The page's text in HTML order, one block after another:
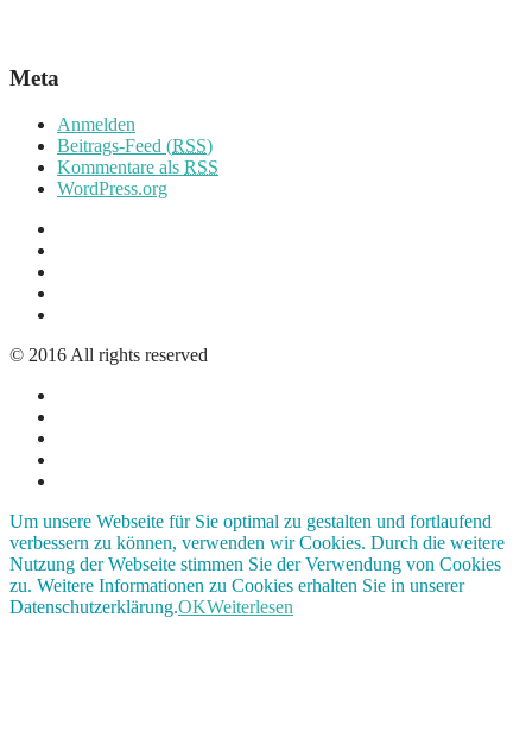
Meta
Anmelden
Beitrags-Feed (RSS)
Kommentare als RSS
WordPress.org
© 2016 All rights reserved
Um unsere Webseite für Sie optimal zu gestalten und fortlaufend
verbessern zu können, verwenden wir Cookies. Durch die weitere
Nutzung der Webseite stimmen Sie der Verwendung von Cookies
zu. Weitere Informationen zu Cookies erhalten Sie in unserer
Datenschutzerklärung.OKWeiterlesen